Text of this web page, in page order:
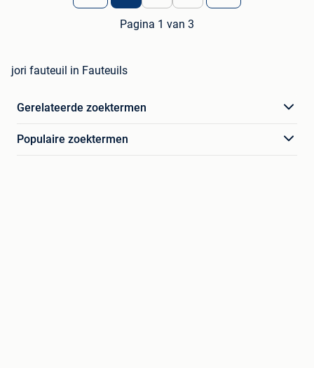
Pagina 1 van 3
jori fauteuil in Fauteuils
Gerelateerde zoektermen
Populaire zoektermen